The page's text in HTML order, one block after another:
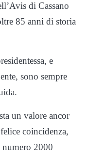
di Cassano
85 anni di storia
e
sono sempre
un valore ancor
coincidenza,
numero 2000